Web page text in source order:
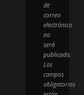
de
correo
electrónico
no
será
publicada.
Los
campos
obligatorios